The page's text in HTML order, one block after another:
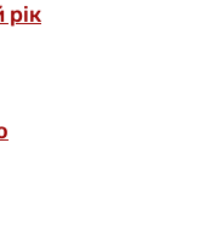
рік